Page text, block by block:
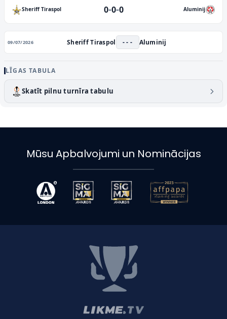
Sheriff Tiraspol 0-0-0 Aluminij
09/07/2026 Sheriff Tiraspol - - - Aluminij
LĪGAS TABULA
Skatīt pilnu turnīra tabulu
Mūsu Apbalvojumi un Nominācijas